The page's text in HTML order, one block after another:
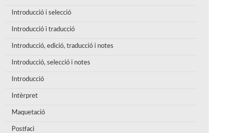
Introducció i selecció
Introducció i traducció
Introducció, edició, traducció i notes
Introducció, selecció i notes
Introducció
Intèrpret
Maquetació
Postfaci